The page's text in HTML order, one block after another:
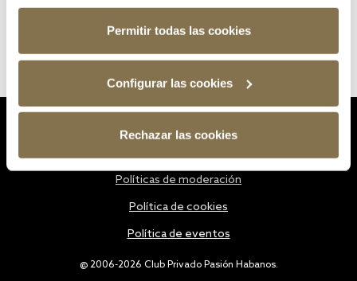
Permitir todas las cookies
Configurar las cookies
Rechazar las cookies
@ 2006-2026 Club Privado Pasión Habanos.
Políticas de moderación
Política de cookies
Política de eventos